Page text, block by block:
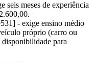
seis meses de experiência
- exige ensino médio
próprio (carro ou
para